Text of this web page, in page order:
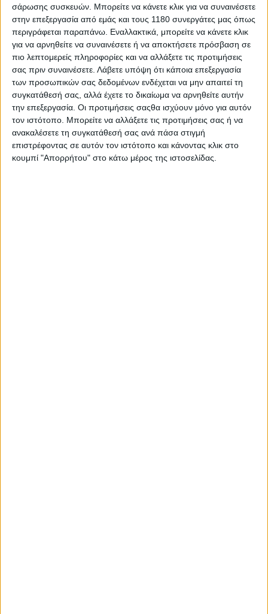
σάρωσης συσκευών. Μπορείτε να κάνετε κλικ για να συναινέσετε
στην επεξεργασία από εμάς και τους 1180 συνεργάτες μας όπως
περιγράφεται παραπάνω. Εναλλακτικά, μπορείτε να κάνετε κλικ
για να αρνηθείτε να συναινέσετε ή να αποκτήσετε πρόσβαση σε
πιο λεπτομερείς πληροφορίες και να αλλάξετε τις προτιμήσεις
σας πριν συναινέσετε. Λάβετε υπόψη ότι κάποια επεξεργασία
των προσωπικών σας δεδομένων ενδέχεται να μην απαιτεί τη
συγκατάθεσή σας, αλλά έχετε το δικαίωμα να αρνηθείτε αυτήν
την επεξεργασία. Οι προτιμήσεις σαςθα ισχύουν μόνο για αυτόν
τον ιστότοπο. Μπορείτε να αλλάξετε τις προτιμήσεις σας ή να
ανακαλέσετε τη συγκατάθεσή σας ανά πάσα στιγμή
επιστρέφοντας σε αυτόν τον ιστότοπο και κάνοντας κλικ στο
κουμπί "Απορρήτου" στο κάτω μέρος της ιστοσελίδας.
Η ομάδα του, Gresini Racing δημοσίευσε μία
φωτογραφία στα social media, με τον Fermin Aldeguer
να είναι χαμογελαστός μετά την επέμβαση. Ο Ισπανός
αναβάτης θα αγωνιστεί κανονικά στο Ιταλικό GP του
Mugello που θα διεξαχθεί 20-22 Ιουνίου. O Aldeguer
θέλει να συνεχίσει τις καλές του εμφανίσεις στην
μεγάλη κατηγορία, καθώς βρίσκεται στην 9ηθέση της
βαθμολογίας, όμως το Mugello δεν του “πάει”
ιδιαίτερα τα τελευταία χρόνια, καθώς είχε πτώσεις
στην Moto2 τόσο το 2024, όσο και το 2023. Μένει να
δούμε αν φέτος θα “σπάσει” αυτό το κακό σερί που τον
ακολουθεί στην Ιταλική πίστα.